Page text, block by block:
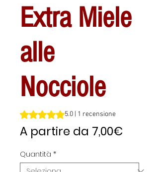
Extra Miele
alle
Nocciole
Sulla base di 1 recensione, la
5.0 | 1 recensione
A partire da 7,00€
Quantità *